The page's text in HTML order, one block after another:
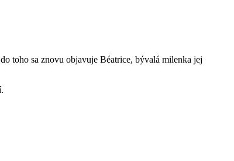
toho sa znovu objavuje Béatrice, bývalá milenka jej